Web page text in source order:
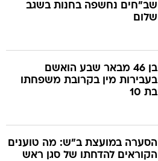
שב"חים נחשפה בחנות בשגב
שלום
בן 46 מבאר שבע הואשם
בעבירות מין בקרובת משפחתו
בת 10
הסערה במועצת ב"ש: מה טוענים
הקוראים להדחתו של סגן ראש